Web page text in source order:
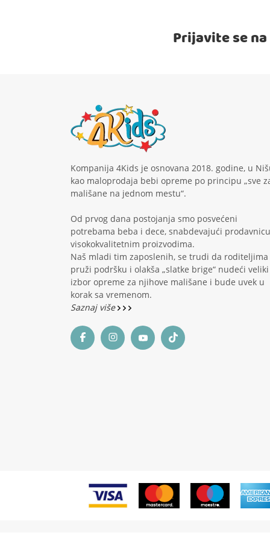
Prijavite se
Kompanija 4Kids je osnovana 2018. godine, u
kao maloprodaja bebi opreme po principu „sve
mališane na jednom mestu“.
Od prvog dana postojanja smo posvećeni
potrebama beba i dece, snabdevajući prodavnicu
visokokvalitetnim proizvodima.
Naš mladi tim zaposlenih, se trudi da roditeljima
pruži podršku i olakša „slatke brige“ nudeći veliki
izbor opreme za njihove mališane i bude uvek u
korak sa vremenom.
Saznaj više